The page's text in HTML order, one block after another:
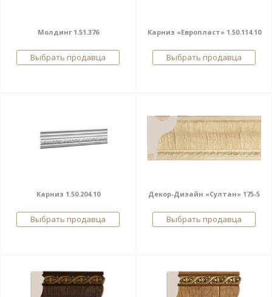
Молдинг 1.51.376
Выбрать продавца
Карниз «Европласт» 1.50.114.10
Выбрать продавца
Карниз 1.50.204.10
Выбрать продавца
Декор-Дизайн «Султан» 175-5
Выбрать продавца